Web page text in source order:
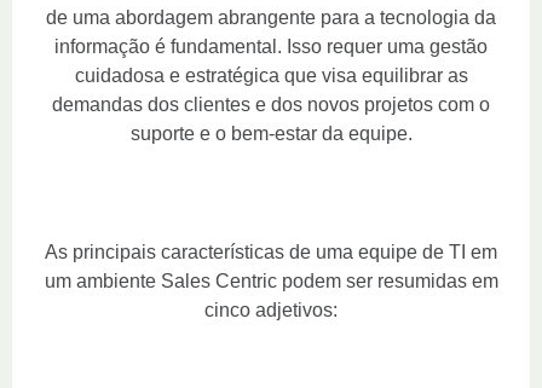
de uma abordagem abrangente para a tecnologia da
informação é fundamental. Isso requer uma gestão
cuidadosa e estratégica que visa equilibrar as
demandas dos clientes e dos novos projetos com o
suporte e o bem-estar da equipe.
As principais características de uma equipe de TI em
um ambiente Sales Centric podem ser resumidas em
cinco adjetivos: